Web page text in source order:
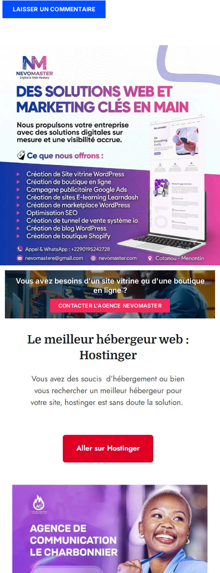
Vous avez besoins d'un site vitrine ou d'une boutique
en ligne ?
CONTACTER L'AGENCE NEVOMASTER